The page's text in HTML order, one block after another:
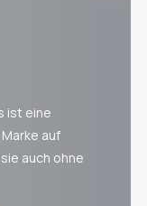
ist eine
auf
auch ohne